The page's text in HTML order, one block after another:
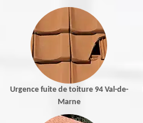
Urgence fuite de toiture 94 Val-de-
Marne